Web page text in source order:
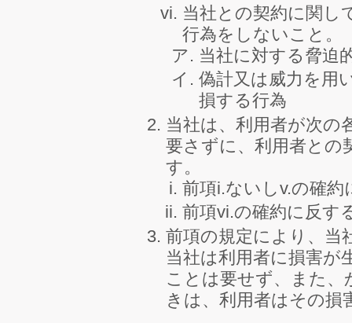
当社との契約に関し
行為をしないこと。
当社に対する脅迫
偽計又は威力を用
損する行為
当社は、利用者が次の
要さずに、利用者との
す。
前項i.ないしv.の確
前項vi.の確約に反す
前項の規定により、当
当社は利用者に損害が
ことは要せず、また
きは、利用者はその